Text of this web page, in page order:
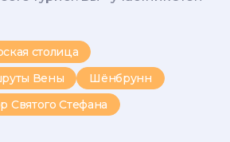
столица
Вены
Шёнбрунн
Святого Стефана